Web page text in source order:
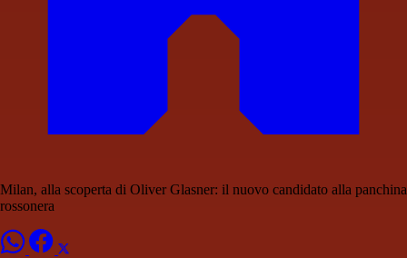
Milan, alla scoperta di Oliver Glasner: il nuovo candidato alla panchina
rossonera